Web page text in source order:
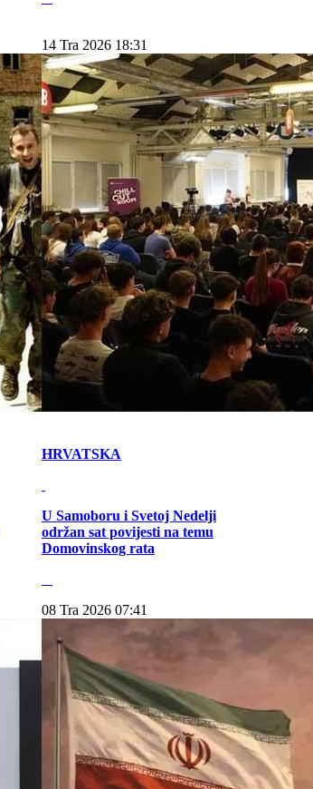
14 Tra 2026 18:31
HRVATSKA
U Samoboru i Svetoj Nedelji
održan sat povijesti na temu
Domovinskog rata
08 Tra 2026 07:41